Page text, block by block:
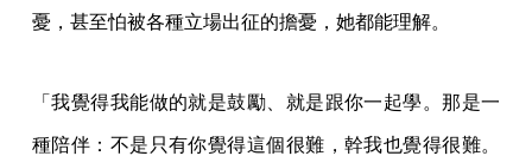
憂，甚至怕被各種立場出征的擔憂，她都能理解。
「我覺得我能做的就是鼓勵、就是跟你一起學。那是一
種陪伴：不是只有你覺得這個很難，幹我也覺得很難。